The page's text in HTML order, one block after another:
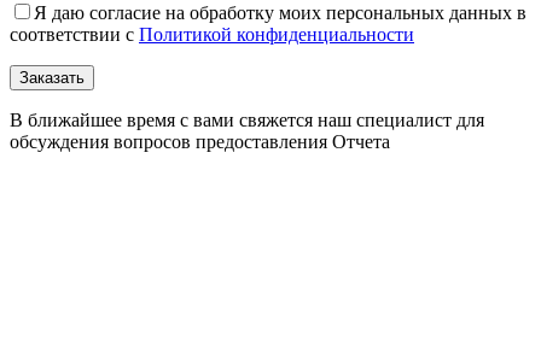
Я даю согласие на обработку моих персональных данных в
соответствии с Политикой конфиденциальности
В ближайшее время с вами свяжется наш специалист для
обсуждения вопросов предоставления Отчета